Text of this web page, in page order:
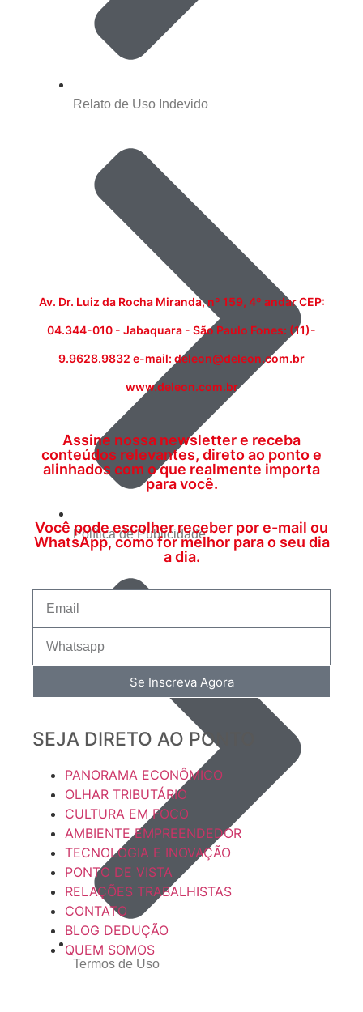
Relato de Uso Indevido
Política de Publicidade
Termos de Uso
Av. Dr. Luiz da Rocha Miranda, nº 159, 4º andar CEP:
04.344-010 - Jabaquara - São Paulo Fones: (11)-
9.9628.9832 e-mail: deleon@deleon.com.br
www.deleon.com.br
Assine nossa newsletter e receba
conteúdos relevantes, direto ao ponto e
alinhados com o que realmente importa
para você.
Você pode escolher receber por e-mail ou
WhatsApp, como for melhor para o seu dia
a dia.
Se Inscreva Agora
SEJA DIRETO AO PONTO
PANORAMA ECONÔMICO
OLHAR TRIBUTÁRIO
CULTURA EM FOCO
AMBIENTE EMPREENDEDOR
TECNOLOGIA E INOVAÇÃO
PONTO DE VISTA
RELAÇÕES TRABALHISTAS
CONTATO
BLOG DEDUÇÃO
QUEM SOMOS